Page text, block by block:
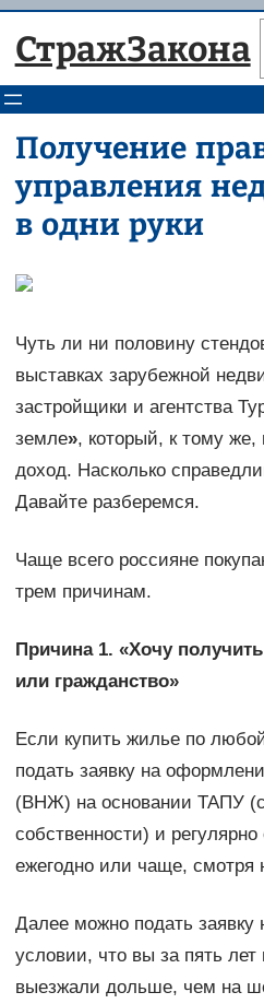
Перейти
СтражЗакона
Получение
управления
в одни руки
Чуть ли ни половину
выставках зарубежной
застройщики и агентства
земле», который, к тому
доход. Насколько
Давайте разберемся.
Чаще всего россияне
трем причинам.
Причина 1. «Хочу
или гражданство»
Если купить жилье по
подать заявку на
(ВНЖ) на основании ТАПУ
собственности) и регулярно
ежегодно или чаще, смотря
Далее можно подать заявку
условии, что вы за пять
выезжали дольше, чем на